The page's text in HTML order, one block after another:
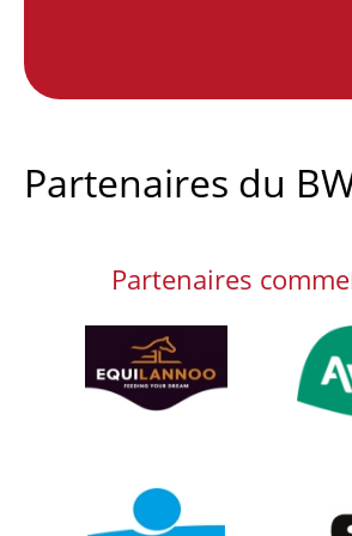
Partenaires du
Partenaires
Afbeelding
Afbeelding